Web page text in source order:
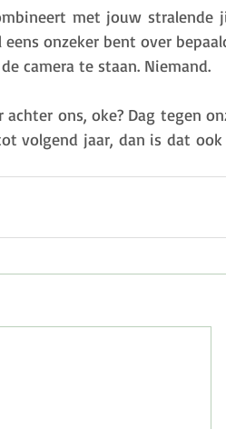
met jouw stralende
onzeker bent over
camera te staan. Niemand.
ons, oke? Dag tegen
volgend jaar, dan is dat ook